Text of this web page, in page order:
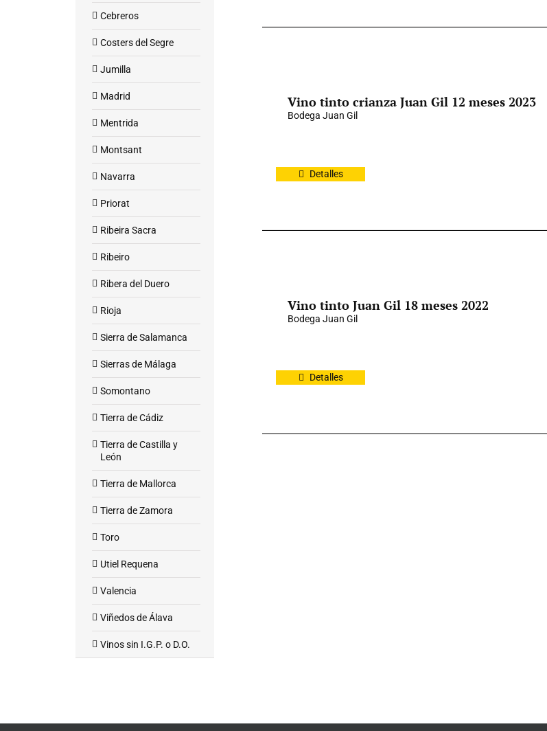
Vino tinto crianza Juan Gil 12 meses 2023
Bodega Juan Gil
Detalles
Vino tinto Juan Gil 18 meses 2022
Bodega Juan Gil
Detalles
Cebreros
Costers del Segre
Jumilla
Madrid
Mentrida
Montsant
Navarra
Priorat
Ribeira Sacra
Ribeiro
Ribera del Duero
Rioja
Sierra de Salamanca
Sierras de Málaga
Somontano
Tierra de Cádiz
Tierra de Castilla y
León
Tierra de Mallorca
Tierra de Zamora
Toro
Utiel Requena
Valencia
Viñedos de Álava
Vinos sin I.G.P. o D.O.